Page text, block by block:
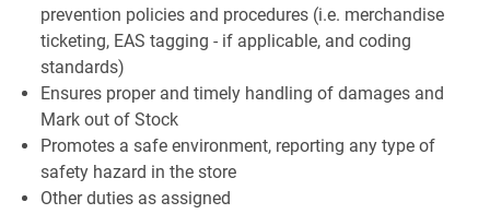
prevention policies and procedures (i.e. merchandise
ticketing, EAS tagging - if applicable, and coding
standards)
Ensures proper and timely handling of damages and
Mark out of Stock
Promotes a safe environment, reporting any type of
safety hazard in the store
Other duties as assigned